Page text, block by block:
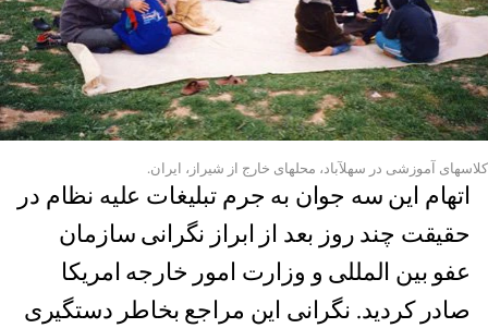
کلاسهای آموزشی در سهلآباد، محلهای خارج از شیراز، ایران.
اتهام این سه جوان به جرم تبلیغات علیه نظام در
حقیقت چند روز بعد از ابراز نگرانی سازمان
عفو بین المللی و وزارت امور خارجه امریکا
صادر کردید. نگرانی این مراجع بخاطر دستگیری